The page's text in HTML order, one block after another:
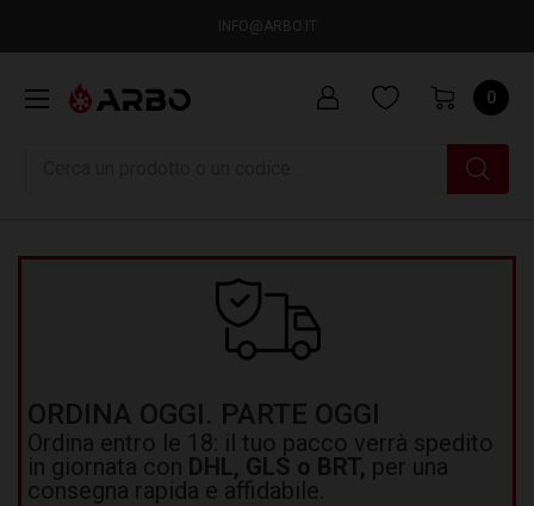
INFO@ARBO.IT
0
ORDINA OGGI. PARTE OGGI
Ordina entro le 18: il tuo pacco verrà spedito
in giornata con DHL, GLS o BRT, per una
consegna rapida e affidabile.